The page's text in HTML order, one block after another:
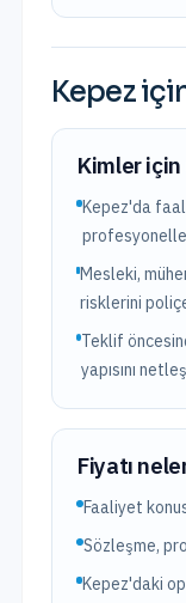
Kepez
Kimler
Kepez'da
Mesleki,
risklerini
Teklif
yapısını
Fiyatı
Faaliyet
Sözleşme,
Kepez'daki